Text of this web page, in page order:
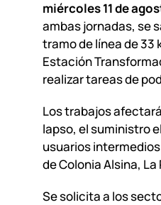
miércoles 11 de
ambas jornadas, se
tramo de línea de 33
Estación
realizar tareas de
Los trabajos
lapso, el suministro
usuarios
de Colonia Alsina, La
Se solicita a los